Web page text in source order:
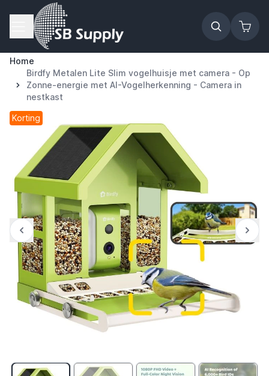
Ga naar de inhoud
Home
Birdfy Metalen Lite Slim vogelhuisje met camera - Op
Zonne-energie met AI-Vogelherkenning - Camera in
nestkast
Korting